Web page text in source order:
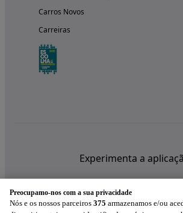
Carros Novos
Carreiras
Experimenta a
Preocupamo-nos com a sua privacidade
Nós e os nossos parceiros 375 armazenamos e/ou